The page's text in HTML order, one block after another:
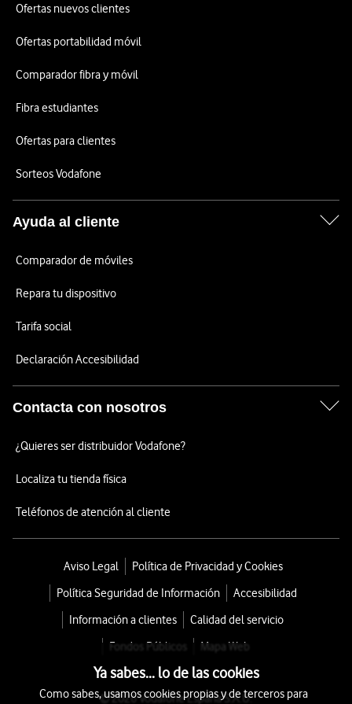
Ofertas nuevos clientes
Ofertas portabilidad móvil
Comparador fibra y móvil
Fibra estudiantes
Ofertas para clientes
Sorteos Vodafone
Ayuda al cliente
Comparador de móviles
Repara tu dispositivo
Tarifa social
Declaración Accesibilidad
Contacta con nosotros
¿Quieres ser distribuidor Vodafone?
Localiza tu tienda física
Teléfonos de atención al cliente
Aviso Legal
Política de Privacidad y Cookies
Política Seguridad de Información
Accesibilidad
Información a clientes
Calidad del servicio
Fondos Públicos
Mapa Web
© 2026 Vodafone España S.A.U.
Ya sabes... lo de las cookies
Como sabes, usamos cookies propias y de terceros para